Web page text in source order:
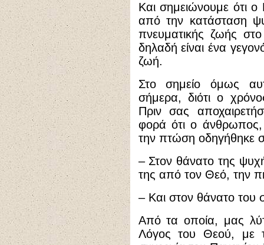
Και σημειώνουμε ότι ο
από την κατάσταση
πνευματικής ζωής
δηλαδή είναι ένα
ζωή.
Στο σημείο όμως
σήμερα, διότι ο
Πριν σας
φορά ότι ο
την πτώση οδηγήθηκε
– Στον θάνατο της
της από τον Θεό, την
– Και στον θάνατο του
Από τα οποία, μας
Λόγος του Θεού, με